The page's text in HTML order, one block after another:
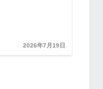
2026年7月19日